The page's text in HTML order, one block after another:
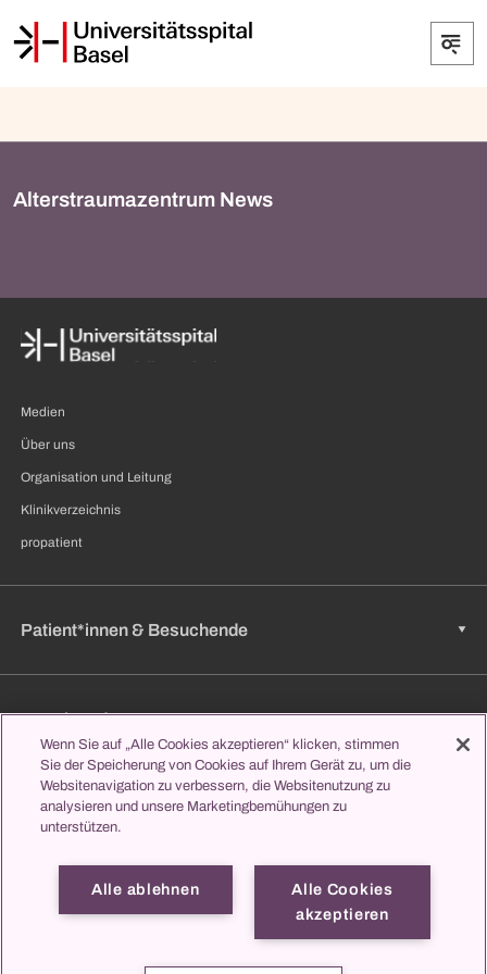
Alterstraumazentrum News
Medien
Über uns
Organisation und Leitung
Klinikverzeichnis
propatient
Patient*innen & Besuchende
Zuweisende
Jobs & Karriere
Lernen & Studieren
Impressum Datenschutz
Wenn Sie auf „Alle Cookies akzeptieren“ klicken, stimmen
Sie der Speicherung von Cookies auf Ihrem Gerät zu, um die
Websitenavigation zu verbessern, die Websitenutzung zu
analysieren und unsere Marketingbemühungen zu
unterstützen.
Alle Cookies
akzeptieren
Alle ablehnen